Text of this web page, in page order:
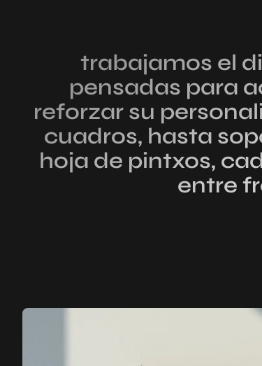
trabajamos el
pensadas para
reforzar su
cuadros, hasta
hoja de pintxos,
entre